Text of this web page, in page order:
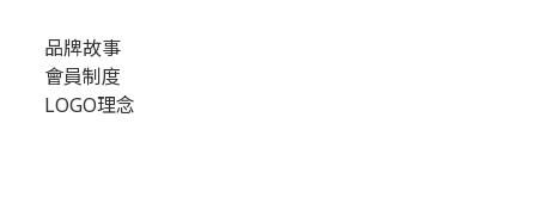
品牌故事
會員制度
LOGO理念